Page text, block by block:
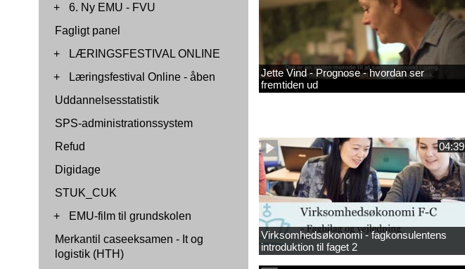
+
6. Ny EMU - FVU
Fagligt panel
+
LÆRINGSFESTIVAL ONLINE
+
Læringsfestival Online - åben
Uddannelsesstatistik
SPS-administrationssystem
Refud
Digidage
STUK_CUK
+
EMU-film til grundskolen
Merkantil caseeksamen - It og
logistik (HTH)
Jette Vind - Prognose - hvordan ser
fremtiden ud
04:39
Virksomhedsøkonomi - fagkonsulentens
introduktion til faget 2